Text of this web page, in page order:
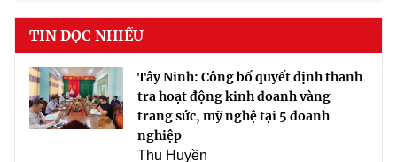
TIN ĐỌC NHIỀU
Tây Ninh: Công bố quyết định thanh
tra hoạt động kinh doanh vàng
trang sức, mỹ nghệ tại 5 doanh
nghiệp
Thu Huyền